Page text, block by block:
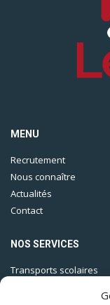
MENU
Recrutement
Nous connaître
Actualités
Contact
NOS SERVICES
Transports scolaires